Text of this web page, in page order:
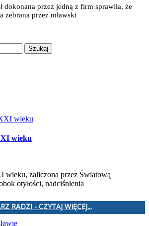
dokonana przez jedną z firm sprawiła, że
zebrana przez mławski
wieku
wieku, zaliczona przez Światową
otyłości, nadciśnienia
RADZI - CZYTAJ WIĘCEJ...